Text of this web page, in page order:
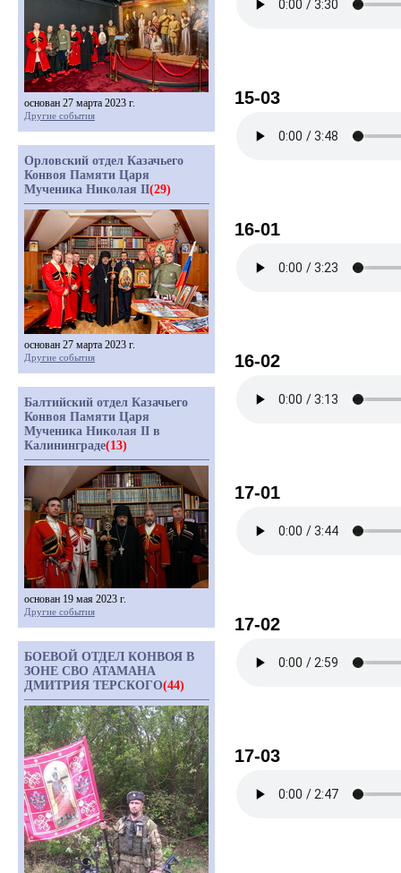
15-03
16-01
16-02
17-01
17-02
17-03
основан 27 марта 2023 г.
Другие события
Орловский отдел Казачьего
Конвоя Памяти Царя
Мученика Николая II(29)
основан 27 марта 2023 г.
Другие события
Балтийский отдел Казачьего
Конвоя Памяти Царя
Мученика Николая II в
Калининграде(13)
основан 19 мая 2023 г.
Другие события
БОЕВОЙ ОТДЕЛ КОНВОЯ В
ЗОНЕ СВО АТАМАНА
ДМИТРИЯ ТЕРСКОГО(44)